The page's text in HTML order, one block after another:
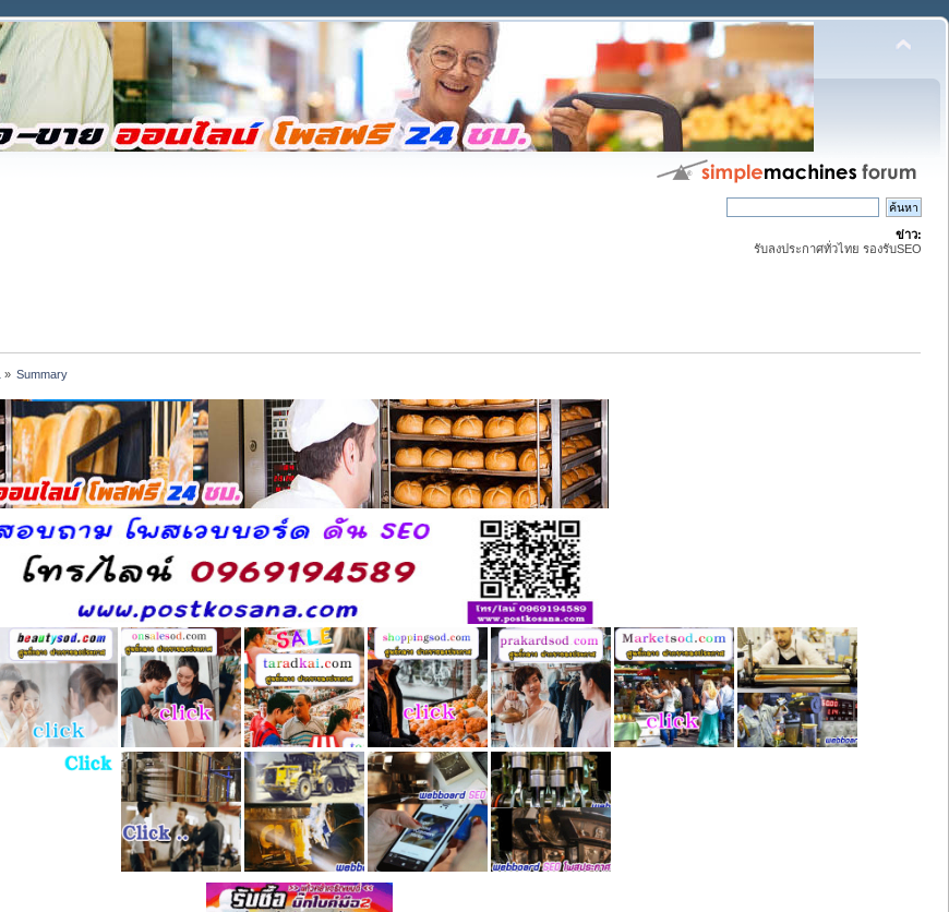
ข่าว:
รับลงประกาศทั่วไทย รองรับSEO
» Summary